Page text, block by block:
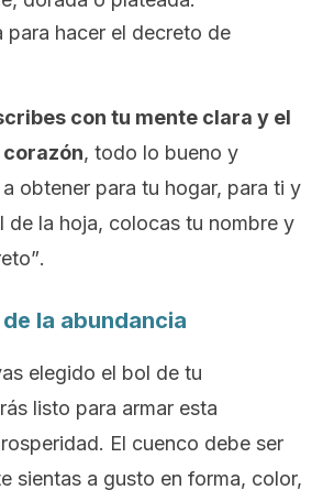
para hacer el decreto de
con tu mente clara y el
, todo lo bueno y
obtener para tu hogar, para ti y
de la hoja, colocas tu nombre y
.
la abundancia
elegido el bol de tu
listo para armar esta
El cuenco debe ser
sientas a gusto en forma, color,